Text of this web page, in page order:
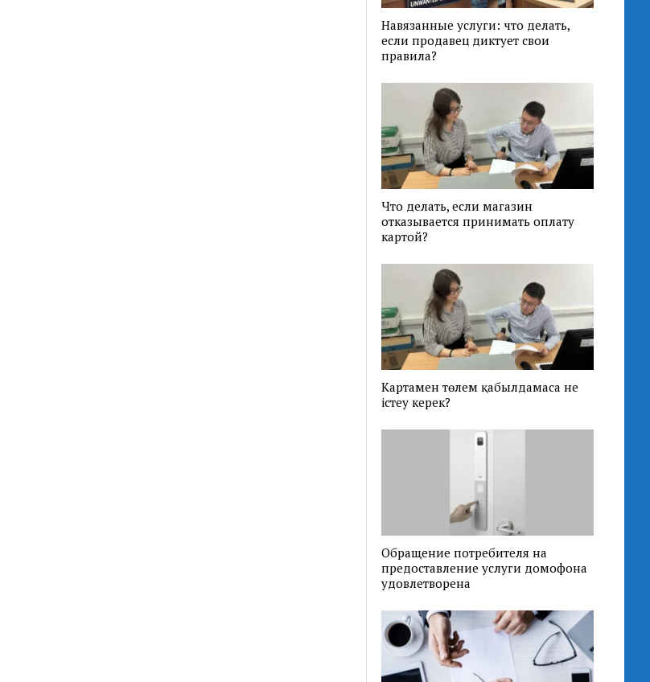
Навязанные услуги: что делать,
если продавец диктует свои
правила?
Что делать, если магазин
отказывается принимать оплату
картой?
Картамен төлем қабылдамаса не
істеу керек?
Обращение потребителя на
предоставление услуги домофона
удовлетворена